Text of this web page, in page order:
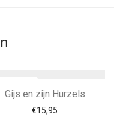
Gijs en zijn Hurzels
€15,95